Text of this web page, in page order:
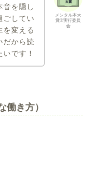
メンタル本大
賞®実行委員
会
音を隠し
ごしてい
を変える
だから読
です！
働き方）